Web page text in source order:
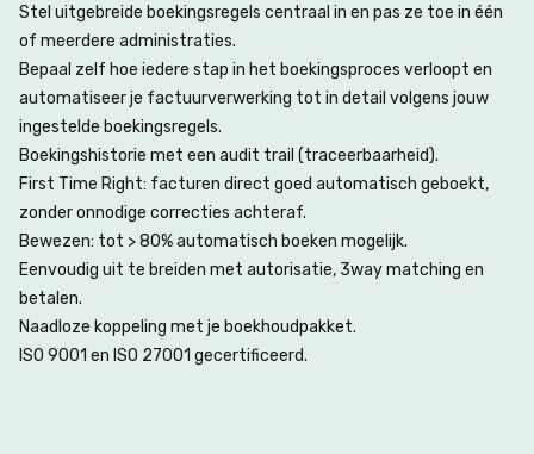
Stel uitgebreide boekingsregels centraal in en pas ze toe in één
of meerdere administraties.
Bepaal zelf hoe iedere stap in het boekingsproces verloopt en
automatiseer je factuurverwerking tot in detail volgens jouw
ingestelde boekingsregels.
Boekingshistorie met een audit trail (traceerbaarheid).
First Time Right: facturen direct goed automatisch geboekt,
zonder onnodige correcties achteraf.
Bewezen: tot > 80% automatisch boeken mogelijk.
Eenvoudig uit te breiden met autorisatie, 3way matching en
betalen.
Naadloze koppeling met je boekhoudpakket.
ISO 9001 en ISO 27001 gecertificeerd.